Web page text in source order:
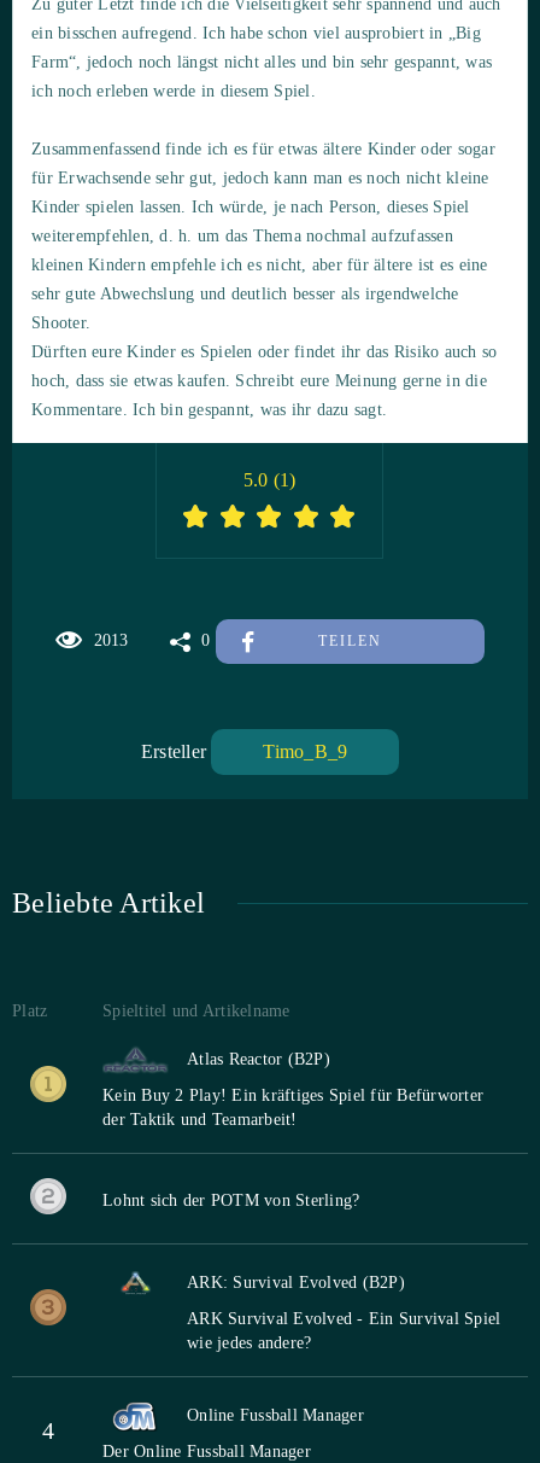
Zu guter Letzt finde ich die Vielseitigkeit sehr spannend und auch
ein bisschen aufregend. Ich habe schon viel ausprobiert in „Big
Farm“, jedoch noch längst nicht alles und bin sehr gespannt, was
ich noch erleben werde in diesem Spiel.
Zusammenfassend finde ich es für etwas ältere Kinder oder sogar
für Erwachsende sehr gut, jedoch kann man es noch nicht kleine
Kinder spielen lassen. Ich würde, je nach Person, dieses Spiel
weiterempfehlen, d. h. um das Thema nochmal aufzufassen
kleinen Kindern empfehle ich es nicht, aber für ältere ist es eine
sehr gute Abwechslung und deutlich besser als irgendwelche
Shooter.
Dürften eure Kinder es Spielen oder findet ihr das Risiko auch so
hoch, dass sie etwas kaufen. Schreibt eure Meinung gerne in die
Kommentare. Ich bin gespannt, was ihr dazu sagt.
2013 0 TEILEN
5.0 (1)
Ersteller Timo_B_9
Beliebte Artikel
Platz Spieltitel und Artikelname
Atlas Reactor (B2P)
Kein Buy 2 Play! Ein kräftiges Spiel für Befürworter
der Taktik und Teamarbeit!
Lohnt sich der POTM von Sterling?
ARK: Survival Evolved (B2P)
ARK Survival Evolved - Ein Survival Spiel
wie jedes andere?
4
Online Fussball Manager
Der Online Fussball Manager